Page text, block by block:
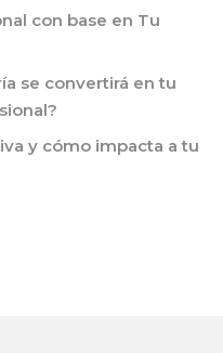
con base en Tu
se convertirá en tu
y cómo impacta a tu